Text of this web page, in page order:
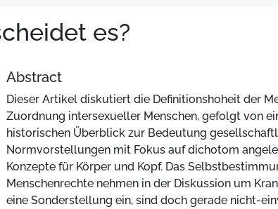
es?
Abstract
Dieser Artikel diskutiert die Definitionshoheit der
Zuordnung intersexueller Menschen, gefolgt von
historischen Überblick zur Bedeutung
Normvorstellungen mit Fokus auf dichotom
Konzepte für Körper und Kopf. Das
Menschenrechte nehmen in der Diskussion um
eine Sonderstellung ein, sind doch gerade nicht-